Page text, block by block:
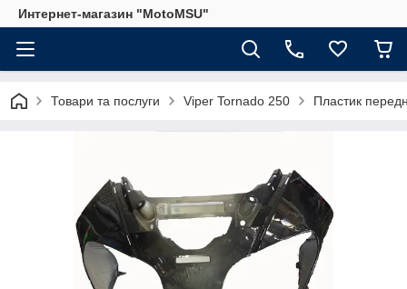
Интернет-магазин "MotoMSU"
Товари та послуги Viper Tornado 250 Пластик